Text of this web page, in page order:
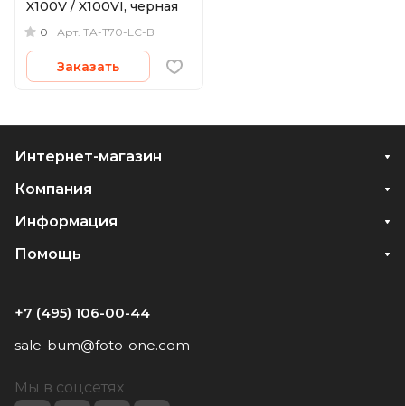
X100V / X100VI, черная
0 Арт. TA-T70-LC-B
Заказать
Интернет-магазин
Компания
Информация
Помощь
+7 (495) 106-00-44
sale-bum@foto-one.com
Мы в соцсетях